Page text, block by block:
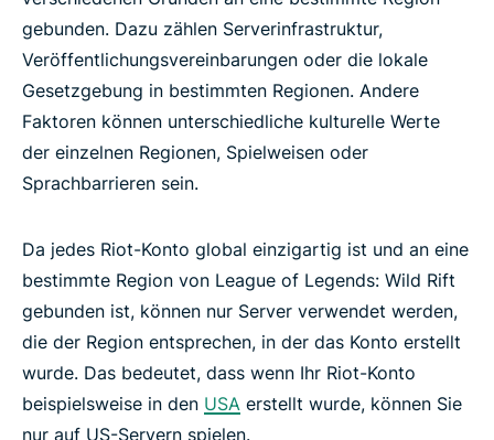
gebunden. Dazu zählen Serverinfrastruktur,
Veröffentlichungsvereinbarungen oder die lokale
Gesetzgebung in bestimmten Regionen. Andere
Faktoren können unterschiedliche kulturelle Werte
der einzelnen Regionen, Spielweisen oder
Sprachbarrieren sein.
Da jedes Riot-Konto global einzigartig ist und an eine
bestimmte Region von League of Legends: Wild Rift
gebunden ist, können nur Server verwendet werden,
die der Region entsprechen, in der das Konto erstellt
wurde. Das bedeutet, dass wenn Ihr Riot-Konto
beispielsweise in den USA erstellt wurde, können Sie
nur auf US-Servern spielen.